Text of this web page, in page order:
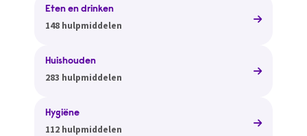
Eten en drinken
148 hulpmiddelen
Huishouden
283 hulpmiddelen
Hygiëne
112 hulpmiddelen